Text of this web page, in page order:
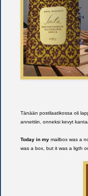
Tänään postilaatikossa oli
annettiin, onneksi kevyt
Today in my mailbox was a
was a box, but it was a ligth